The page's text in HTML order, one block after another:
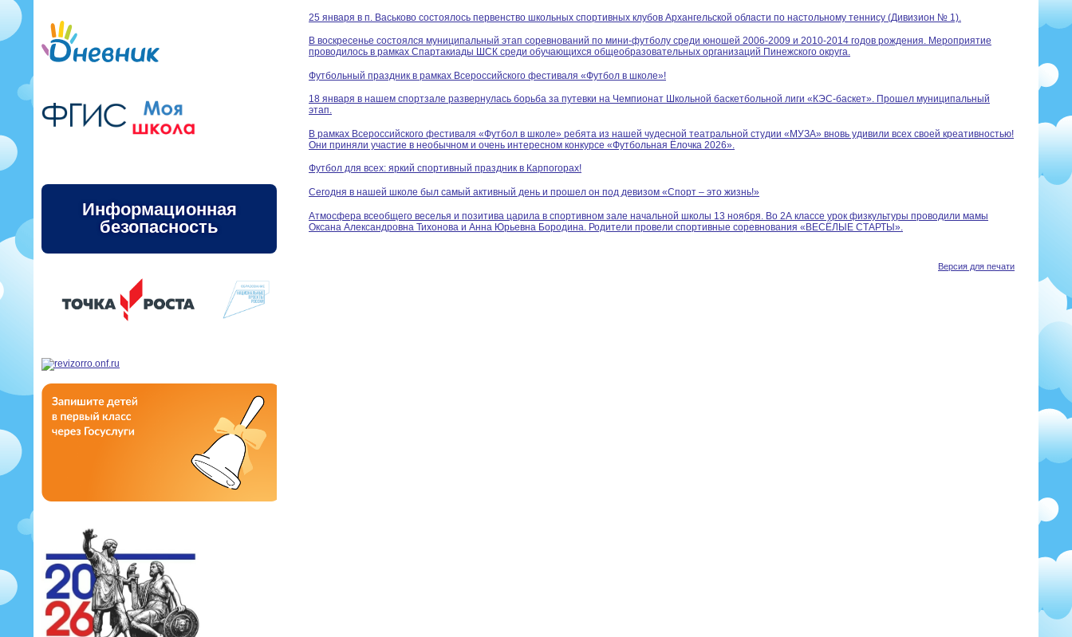
Информационная
безопасность
25 января в п. Васьково состоялось первенство школьных спортивных клубов Архангельской области по настольному теннису (Дивизион № 1).
В воскресенье состоялся муниципальный этап соревнований по мини-футболу среди юношей 2006-2009 и 2010-2014 годов рождения. Мероприятие
проводилось в рамках Спартакиады ШСК среди обучающихся общеобразовательных организаций Пинежского округа.
Футбольный праздник в рамках Всероссийского фестиваля «Футбол в школе»!
18 января в нашем спортзале развернулась борьба за путевки на Чемпионат Школьной баскетбольной лиги «КЭС-баскет». Прошел муниципальный
этап.
В рамках Всероссийского фестиваля «Футбол в школе» ребята из нашей чудесной театральной студии «МУЗА» вновь удивили всех своей креативностью!
Они приняли участие в необычном и очень интересном конкурсе «Футбольная Ёлочка 2026».
Футбол для всех: яркий спортивный праздник в Карпогорах!
Сегодня в нашей школе был самый активный день и прошел он под девизом «Спорт – это жизнь!»
Атмосфера всеобщего веселья и позитива царила в спортивном зале начальной школы 13 ноября. Во 2А классе урок физкультуры проводили мамы
Оксана Александровна Тихонова и Анна Юрьевна Бородина. Родители провели спортивные соревнования «ВЕСЁЛЫЕ СТАРТЫ».
Версия для печати